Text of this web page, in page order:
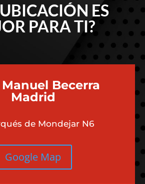
ES
PARA TI?
Becerra
Madrid
de Mondejar N6
Google Map